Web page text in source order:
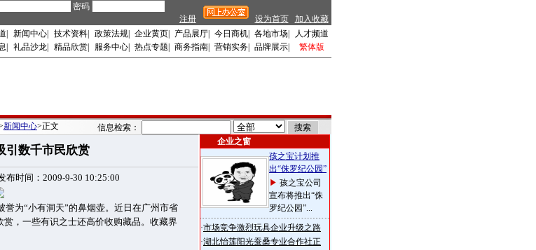
密码
注册
设为首页
加入收藏
新闻中心 技术资料 政策法规| 企业黄页| 产品展厅| 今日商机| 各地市场|
人才频道
礼品沙龙 精品欣赏 服务中心| 热点专题 商务指南| 营销实务| 品牌展示| 繁体版
信息检索：
新闻中心>正文
引数千市民欣赏
时间：2009-9-30 10:25:00
为“小有洞天”的鼻烟壶。近日在广州市省
，一些有识之士还高价收购藏品。收藏界
企业之窗
孩之宝计划推
出“侏罗纪公园”
孩之宝公司
宣布将推出“侏
罗纪公园”...
·市场竞争激烈玩具企业升级之路
·湖北怡莲阳光蚕桑专业合作社正